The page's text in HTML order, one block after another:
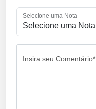
Selecione uma Nota
Insira seu Comentário*